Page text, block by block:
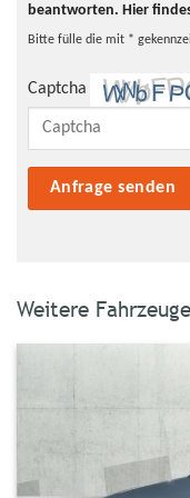
beantworten. Hier
Bitte fülle die mit *
Bitte lasse dieses Feld
Captcha
Weitere Fahrzeuge